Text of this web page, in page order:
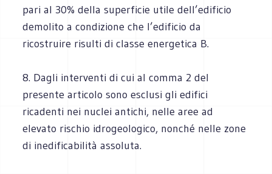
pari al 30% della superficie utile dell’edificio
demolito a condizione che l’edificio da
ricostruire risulti di classe energetica B.
8. Dagli interventi di cui al comma 2 del
presente articolo sono esclusi gli edifici
ricadenti nei nuclei antichi, nelle aree ad
elevato rischio idrogeologico, nonché nelle zone
di inedificabilità assoluta.